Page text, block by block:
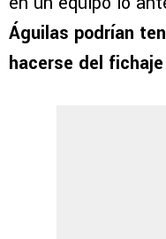
Águilas podrían
hacerse del